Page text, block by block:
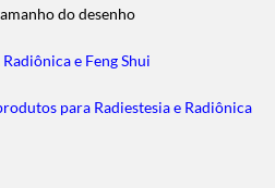
do desenho
e Feng Shui
para Radiestesia e Radiônica